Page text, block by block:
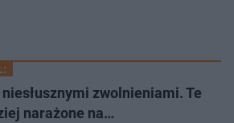
zwolnieniami. Te
narażone na…